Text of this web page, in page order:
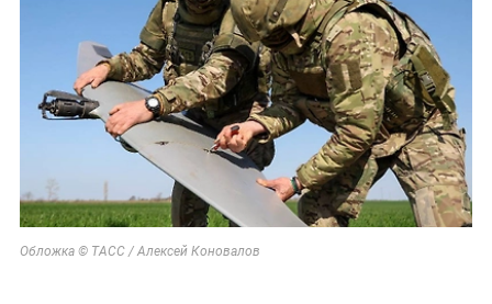
Обложка © ТАСС / Алексей Коновалов